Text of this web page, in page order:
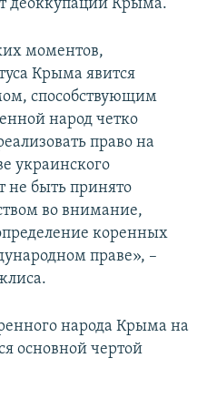
деоккупации Крыма.
моментов,
Крыма явится
способствующим
народ четко
право на
украинского
не быть принято
во внимание,
коренных
праве», –
народа Крыма на
основной чертой